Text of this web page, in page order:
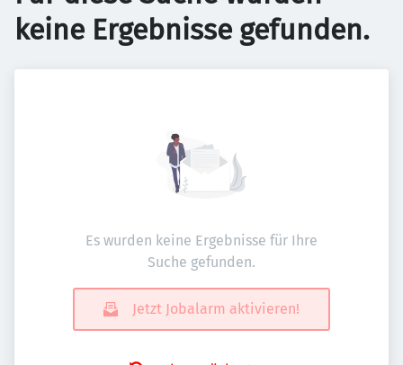
keine Ergebnisse gefunden.
Es wurden keine Ergebnisse für Ihre
Suche gefunden.
Jetzt Jobalarm aktivieren!